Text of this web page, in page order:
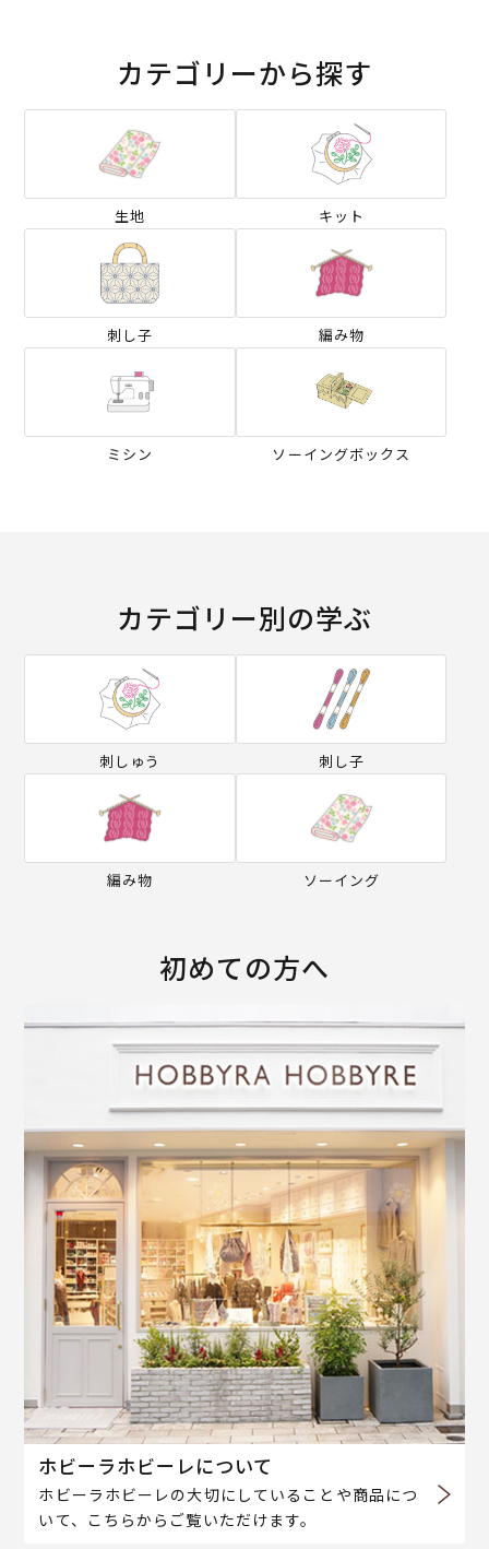
カテゴリーから探す
生地 キット
刺し子 編み物
ミシン ソーイングボックス
カテゴリー別の学ぶ
刺しゅう 刺し子
編み物 ソーイング
初めての方へ
ホビーラホビーレについて
ホビーラホビーレの大切にしていることや商品につ
いて、こちらからご覧いただけます。